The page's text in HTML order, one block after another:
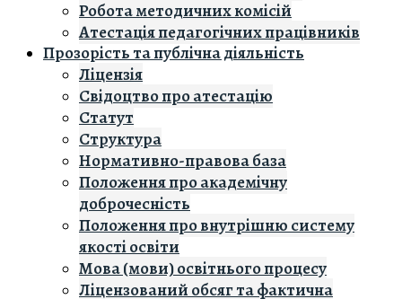
Робота методичних комісій
Атестація педагогічних працівників
Прозорість та публічна діяльність
Ліцензія
Свідоцтво про атестацію
Статут
Структура
Нормативно-правова база
Положення про академічну
доброчесність
Положення про внутрішню систему
якості освіти
Мова (мови) освітнього процесу
Ліцензований обсяг та фактична